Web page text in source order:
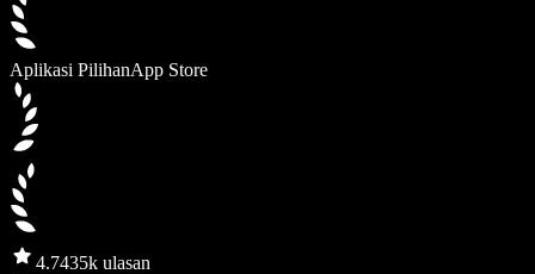
Aplikasi PilihanApp Store
4.7435k ulasan